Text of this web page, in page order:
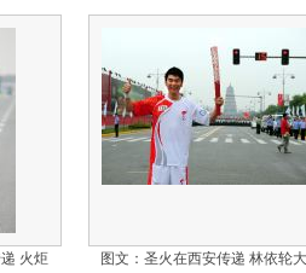
火炬
图文：圣火在西安传递 林依轮大